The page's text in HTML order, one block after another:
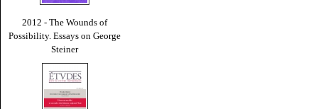
2012 - The Wounds of
Possibility. Essays on George
Steiner